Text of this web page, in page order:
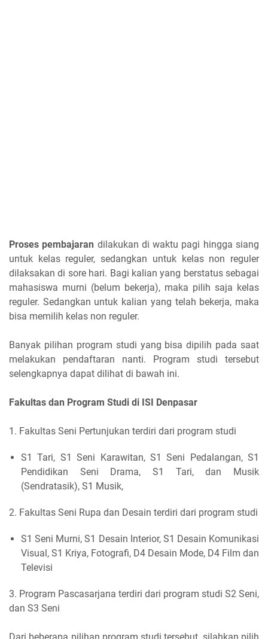
Proses pembajaran dilakukan di waktu pagi hingga siang
untuk kelas reguler, sedangkan untuk kelas non reguler
dilaksakan di sore hari. Bagi kalian yang berstatus sebagai
mahasiswa murni (belum bekerja), maka pilih saja kelas
reguler. Sedangkan untuk kalian yang telah bekerja, maka
bisa memilih kelas non reguler.
Banyak pilihan program studi yang bisa dipilih pada saat
melakukan pendaftaran nanti. Program studi tersebut
selengkapnya dapat dilihat di bawah ini.
Fakultas dan Program Studi di ISI Denpasar
1. Fakultas Seni Pertunjukan terdiri dari program studi
S1 Tari, S1 Seni Karawitan, S1 Seni Pedalangan, S1
Pendidikan Seni Drama, S1 Tari, dan Musik
(Sendratasik), S1 Musik,
2. Fakultas Seni Rupa dan Desain terdiri dari program studi
S1 Seni Murni, S1 Desain Interior, S1 Desain Komunikasi
Visual, S1 Kriya, Fotografi, D4 Desain Mode, D4 Film dan
Televisi
3. Program Pascasarjana terdiri dari program studi S2 Seni,
dan S3 Seni